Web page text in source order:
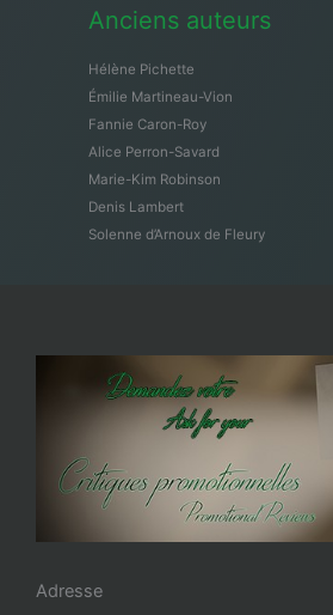
Anciens auteurs
Hélène Pichette
Émilie Martineau-Vion
Fannie Caron-Roy
Alice Perron-Savard
Marie-Kim Robinson
Denis Lambert
Solenne d’Arnoux de Fleury
Adresse